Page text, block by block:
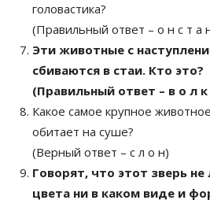
головастика?
(Правильный ответ – о н с т а
Эти животные с
сбиваются в стаи. Кто это?
(Правильный ответ – в о л
Какое самое крупное
обитает на суше?
(Верный ответ – с л о н)
Говорят, что этот зверь
цвета ни в каком виде и